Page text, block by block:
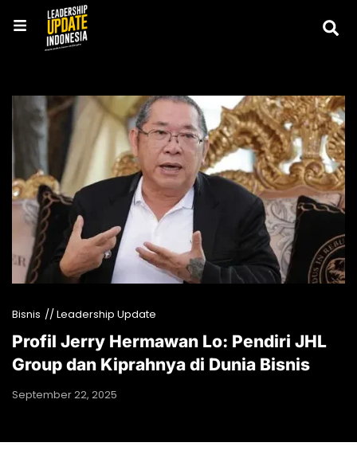
Bisnis // Leadership Update
Profil Jerry Hermawan Lo: Pendiri JHL
Group dan Kiprahnya di Dunia Bisnis
September 22, 2025